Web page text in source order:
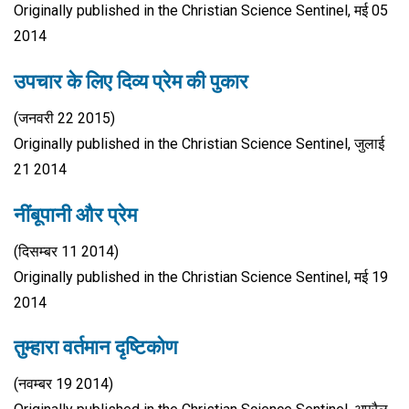
Originally published in the Christian Science Sentinel, मई 05
2014
उपचार के लिए दिव्य प्रेम की पुकार
(जनवरी 22 2015)
Originally published in the Christian Science Sentinel, जुलाई
21 2014
नींबूपानी और प्रेम
(दिसम्बर 11 2014)
Originally published in the Christian Science Sentinel, मई 19
2014
तुम्हारा वर्तमान दृष्टिकोण
(नवम्बर 19 2014)